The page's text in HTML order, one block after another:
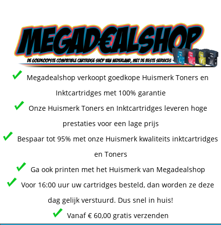
Megadealshop verkoopt goedkope Huismerk Toners en
Inktcartridges met 100% garantie
Onze Huismerk Toners en Inktcartridges leveren hoge
prestaties voor een lage prijs
Bespaar tot 95% met onze Huismerk kwaliteits inktcartridges
en Toners
Ga ook printen met het Huismerk van Megadealshop
Voor 16:00 uur uw cartridges besteld, dan worden ze deze
dag gelijk verstuurd. Dus snel in huis!
Vanaf € 60,00 gratis verzenden